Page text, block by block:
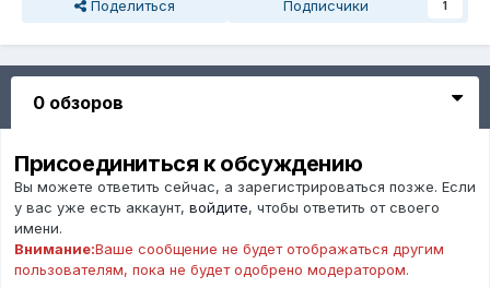
Поделиться Подписчики 1
0 обзоров
Присоединиться к обсуждению
Вы можете ответить сейчас, а зарегистрироваться позже. Если
у вас уже есть аккаунт, войдите, чтобы ответить от своего
имени.
Внимание:Ваше сообщение не будет отображаться другим
пользователям, пока не будет одобрено модератором.